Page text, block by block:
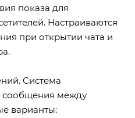
показа для
Настраиваются
при открытии чата и
Система
сообщения между
варианты: